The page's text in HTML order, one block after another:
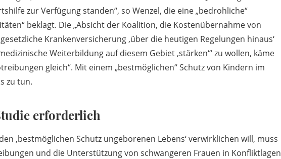
zur Verfügung standen“, so Wenzel, die eine „bedrohliche“
beklagt. Die „Absicht der Koalition, die Kostenübernahme von
Krankenversicherung ,über die heutigen Regelungen hinaus‘
Weiterbildung auf diesem Gebiet ,stärken‘“ zu wollen, käme
gleich“. Mit einem „bestmöglichen“ Schutz von Kindern im
zu tun.
erforderlich
,bestmöglichen Schutz ungeborenen Lebens‘ verwirklichen will, muss
und die Unterstützung von schwangeren Frauen in Konfliktlagen